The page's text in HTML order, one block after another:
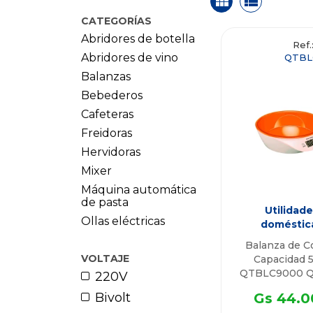
CATEGORÍAS
Abridores de botella
Abridores de vino
Balanzas
Bebederos
Cafeteras
Freidoras
Hervidoras
Mixer
Máquina automática
de pasta
Ollas eléctricas
VOLTAJE
220V
Bivolt
Balanza de
Capacidad
QTBLC9000
Gs